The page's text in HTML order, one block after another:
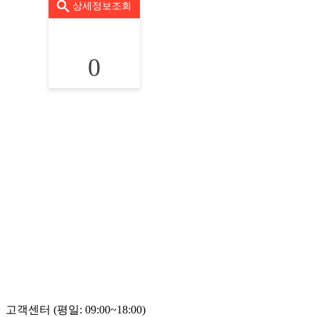
상세정보조회
0
고객센터 (평일: 09:00~18:00)